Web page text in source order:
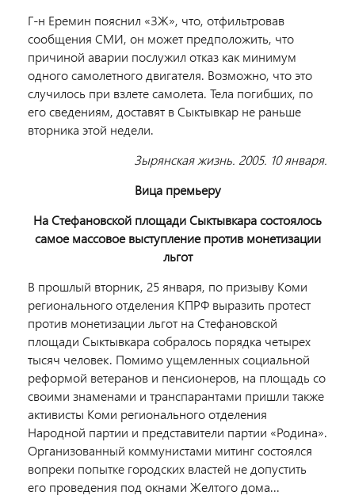
Г-н Еремин пояснил «ЗЖ», что, отфильтровав
сообщения СМИ, он может предположить, что
причиной аварии послужил отказ как минимум
одного самолетного двигателя. Возможно, что это
случилось при взлете самолета. Тела погибших, по
его сведениям, доставят в Сыктывкар не раньше
вторника этой недели.
Зырянская жизнь. 2005. 10 января.
Вица премьеру
На Стефановской площади Сыктывкара состоялось
самое массовое выступление против монетизации
льгот
В прошлый вторник, 25 января, по призыву Коми
регионального отделения КПРФ выразить протест
против монетизации льгот на Стефановской
площади Сыктывкара собралось порядка четырех
тысяч человек. Помимо ущемленных социальной
реформой ветеранов и пенсионеров, на площадь со
своими знаменами и транспарантами пришли также
активисты Коми регионального отделения
Народной партии и представители партии «Родина».
Организованный коммунистами митинг состоялся
вопреки попытке городских властей не допустить
его проведения под окнами Желтого дома...